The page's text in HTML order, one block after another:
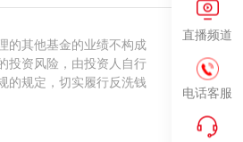
直播频道
电话客服
的其他基金的业绩不构成
投资风险，由投资人自行
的规定，切实履行反洗钱